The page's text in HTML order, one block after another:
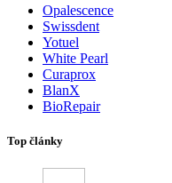
Opalescence
Swissdent
Yotuel
White Pearl
Curaprox
BlanX
BioRepair
Top články